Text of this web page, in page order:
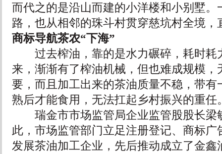
而代之的是沿山而建的小洋楼和小别墅。
路，也从相邻的珠斗村贯穿慈坑村全境，
商标导航茶农“下海”
过去榨油，靠的是水力碾碎，耗时耗
来，渐渐有了榨油机械，但也难成规模，
要，而且加工出来的茶油质量不稳，带有
熟后才能食用，无法扛起乡村振兴的重任
瑞金市市场监管局企业监管股股长梁
此，市场监管部门立足注册登记、商标广
发展茶油加工企业，先后推动成立了金鑫